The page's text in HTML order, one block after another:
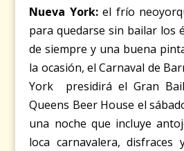
Nueva York: el frío
para quedarse sin bailar los
de siempre y una buena
la ocasión, el Carnaval de
York presidirá el Gran
Queens Beer House el
una noche que incluye
loca carnavalera, disfraces